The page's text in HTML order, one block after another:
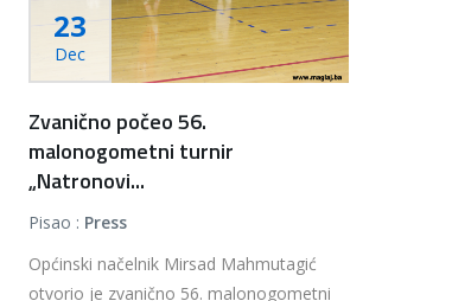
23
Dec
Zvanično počeo 56.
malonogometni turnir
„Natronovi...
Pisao : Press
Općinski načelnik Mirsad Mahmutagić
otvorio je zvanično 56. malonogometni